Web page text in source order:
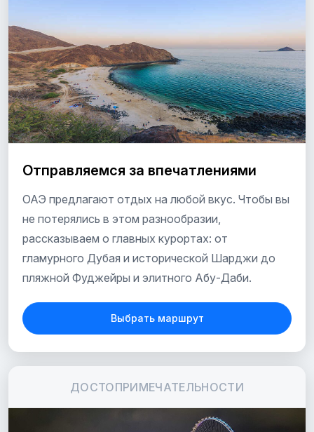
Отправляемся за впечатлениями
ОАЭ предлагают отдых на любой вкус. Чтобы вы
не потерялись в этом разнообразии,
рассказываем о главных курортах: от
гламурного Дубая и исторической Шарджи до
пляжной Фуджейры и элитного Абу-Даби.
Выбрать маршрут
ДОСТОПРИМЕЧАТЕЛЬНОСТИ